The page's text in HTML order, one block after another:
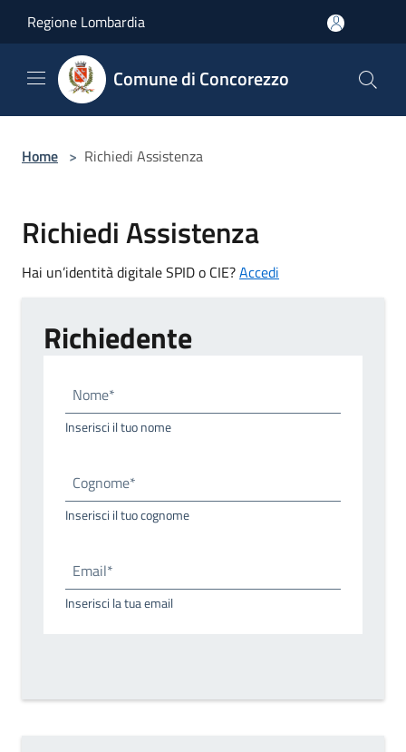
Regione Lombardia
Comune di Concorezzo
Home > Richiedi Assistenza
Richiedi Assistenza
Hai un’identità digitale SPID o CIE?Accedi
Richiedente
Nome*
Inserisci il tuo nome
Cognome*
Inserisci il tuo cognome
Email*
Inserisci la tua email